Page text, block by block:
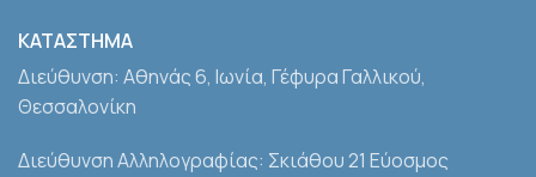
ΚΑΤΑΣΤΗΜΑ
Διεύθυνση: Αθηνάς 6, Ιωνία, Γέφυρα Γαλλικού,
Θεσσαλονίκη
Διεύθυνση Αλληλογραφίας: Σκιάθου 21 Εύοσμος